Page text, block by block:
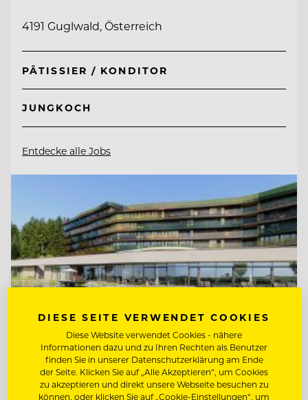
4191 Guglwald, Österreich
PÂTISSIER / KONDITOR
JUNGKOCH
Entdecke alle Jobs
TOP ARBEITGEBER
DIESE SEITE VERWENDET COOKIES
Diese Website verwendet Cookies - nähere
Informationen dazu und zu Ihren Rechten als Benutzer
finden Sie in unserer Datenschutzerklärung am Ende
der Seite. Klicken Sie auf „Alle Akzeptieren“, um Cookies
zu akzeptieren und direkt unsere Webseite besuchen zu
können, oder klicken Sie auf „Cookie-Einstellungen“, um